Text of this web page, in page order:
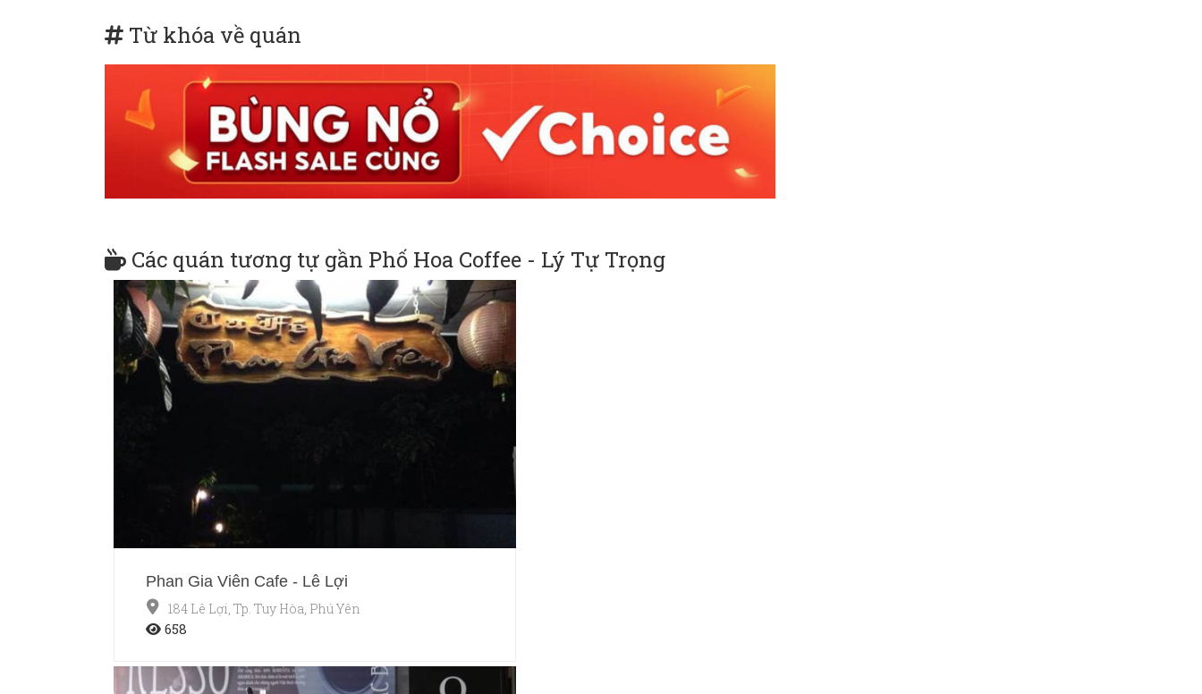
Từ khóa về quán
Các quán tương tự gần Phố Hoa Coffee - Lý Tự Trọng
Phan Gia Viên Cafe - Lê Lợi
184 Lê Lợi, Tp. Tuy Hòa, Phú Yên
658